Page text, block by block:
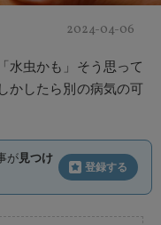
2024-04-06
水虫かも」そう思って
かしたら別の病気の可
が見つけ
登録する